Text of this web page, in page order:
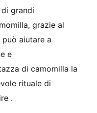
grandi
grazie al
aiutare a
e
di camomilla la
rituale di
.